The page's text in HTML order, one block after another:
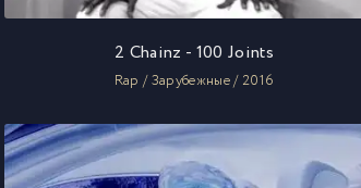
2 Chainz - 100 Joints
Rap / Зарубежные / 2016